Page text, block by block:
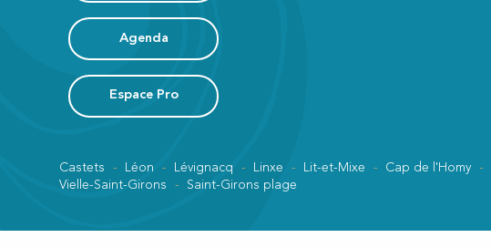
Agenda
Espace Pro
Castets Léon Lévignacq Linxe Lit-et-Mixe Cap de l'Homy
Vielle-Saint-Girons
Saint-Girons plage